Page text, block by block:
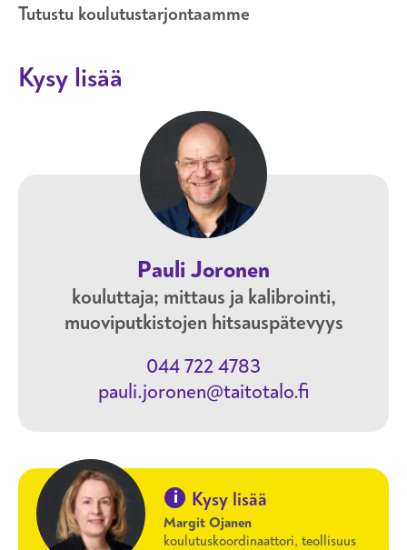
Tutustu koulutustarjontaamme
Kysy lisää
Pauli Joronen
kouluttaja; mittaus ja kalibrointi,
muoviputkistojen hitsauspätevyys
044 722 4783
pauli.joronen@taitotalo.fi
i Kysy lisää
Margit Ojanen
koulutuskoordinaattori, teollisuus